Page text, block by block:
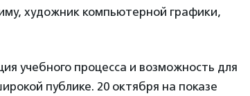
художник компьютерной графики,
учебного процесса и возможность для
публике. 20 октября на показе